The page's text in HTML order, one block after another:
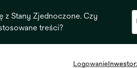
z Stany Zjednoczone. Czy
treści?
Logowanie